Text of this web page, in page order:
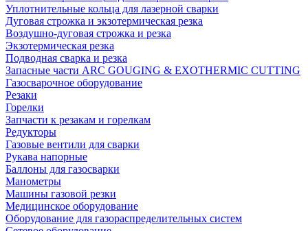
Уплотнительные кольца для лазерной сварки
Дуговая строжка и экзотермическая резка
Воздушно-дуговая строжка и резка
Экзотермическая резка
Подводная сварка и резка
Запасные части ARC GOUGING & EXOTHERMIC CUTTING
Газосварочное оборудование
Резаки
Горелки
Запчасти к резакам и горелкам
Редукторы
Газовые вентили для сварки
Рукава напорные
Баллоны для газосварки
Манометры
Машины газовой резки
Медицинское оборудование
Оборудование для газораспределительных систем